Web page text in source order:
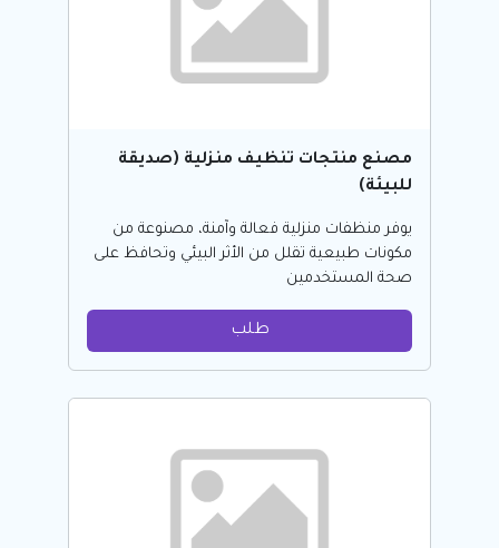
مصنع منتجات تنظيف منزلية (صديقة
للبيئة)
يوفر منظفات منزلية فعالة وآمنة، مصنوعة من
مكونات طبيعية تقلل من الأثر البيئي وتحافظ على
صحة المستخدمين
طلب